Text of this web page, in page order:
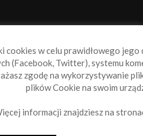
Polityka prywatności
cookies w celu prawidłowego
(Facebook, Twitter), systemu
zgodę na wykorzystywanie
plików Cookie na swoim
informacji znajdziesz na